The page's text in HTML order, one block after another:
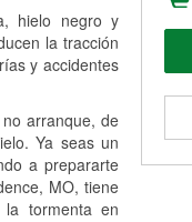
hielo negro y
la tracción
y accidentes
arranque, de
Ya seas un
a prepararte
MO, tiene
la tormenta en